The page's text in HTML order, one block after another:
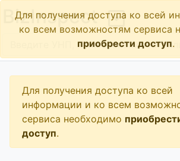
BizInspect
Для получения доступа ко всей
ко всем возможностям сервиса
приобрести доступ.
Для получения доступа ко всей
информации и ко всем
сервиса необходимо
доступ.